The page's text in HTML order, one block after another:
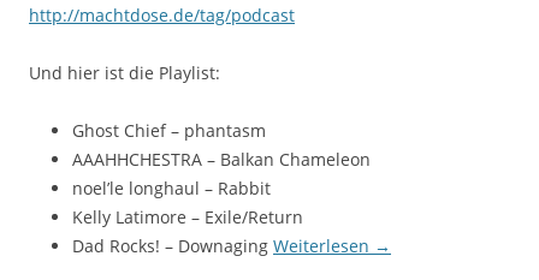
http://machtdose.de/tag/podcast
Und hier ist die Playlist:
Ghost Chief – phantasm
AAAHHCHESTRA – Balkan Chameleon
noel’le longhaul – Rabbit
Kelly Latimore – Exile/Return
Dad Rocks! – Downaging Weiterlesen →